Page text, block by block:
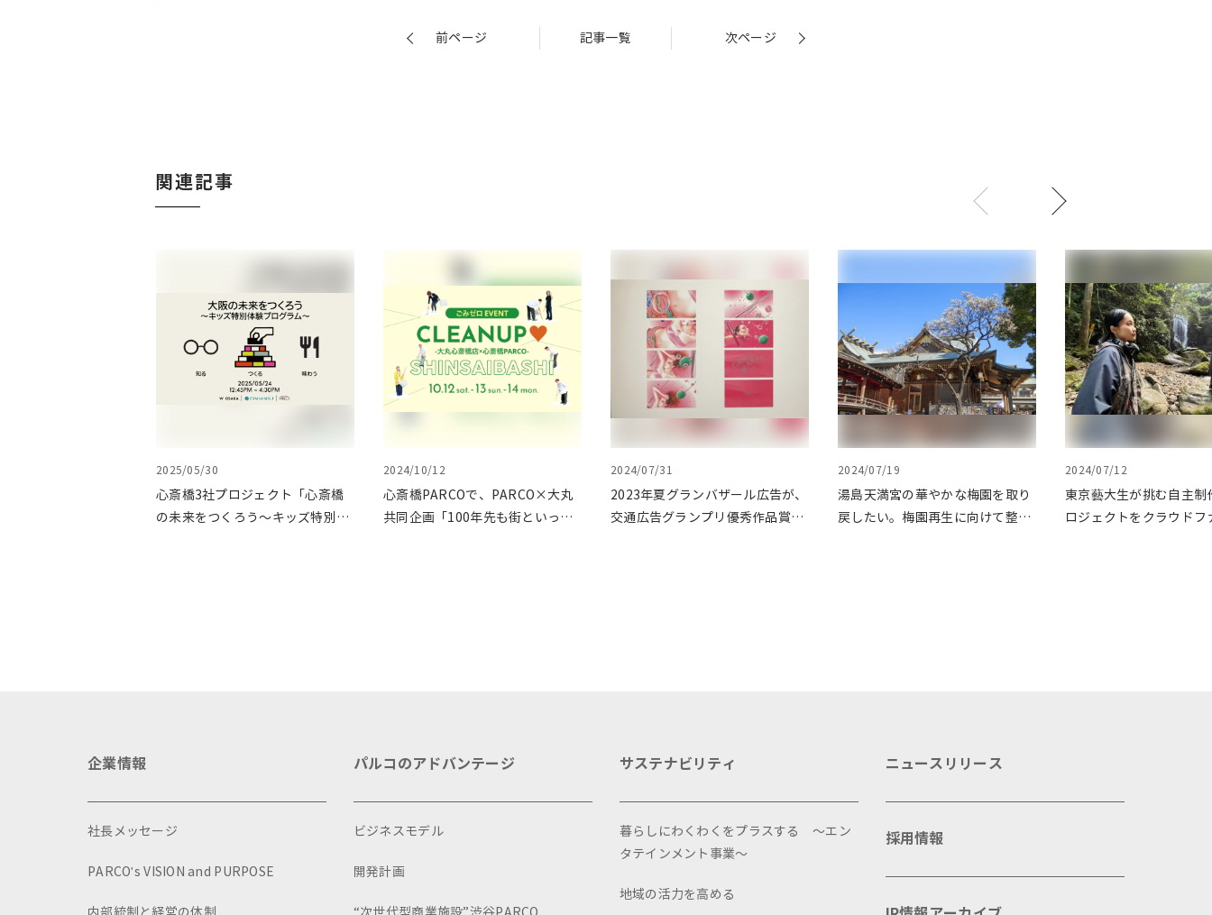
前ページ 記事一覧 次ページ
関連記事
2025/05/30
心斎橋3社プロジェクト「心斎橋
の未来をつくろう～キッズ特別体
2024/10/12
心斎橋PARCOで、PARCO×大丸
共同企画「100年先も街といっし
2024/07/31
2023年夏グランバザール広告が、
交通広告グランプリ優秀作品賞を
2024/07/19
湯島天満宮の華やかな梅園を取り
戻したい。梅園再生に向けて整備
2024/07/12
東京藝大生が挑む自主制
ロジェクトをクラウドフ
企業情報
社長メッセージ
PARCO's VISION and PURPOSE
パルコのアドバンテージ
ビジネスモデル
開発計画
サステナビリティ
暮らしにわくわくをプラスする ～エン
タテインメント事業～
地域の活力を高める
ニュースリリース
採用情報